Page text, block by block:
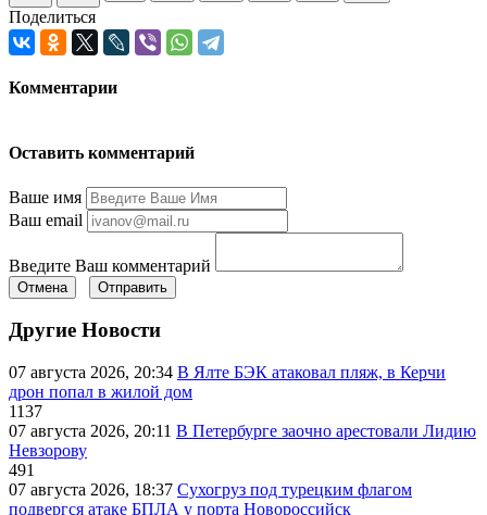
Поделиться
Комментарии
Оставить комментарий
Ваше имя
Ваш email
Введите Ваш комментарий
Отмена Отправить
Другие Новости
07 августа 2026, 20:34 В Ялте БЭК атаковал пляж, в Керчи
дрон попал в жилой дом
1137
07 августа 2026, 20:11 В Петербурге заочно арестовали Лидию
Невзорову
491
07 августа 2026, 18:37 Сухогруз под турецким флагом
подвергся атаке БПЛА у порта Новороссийск